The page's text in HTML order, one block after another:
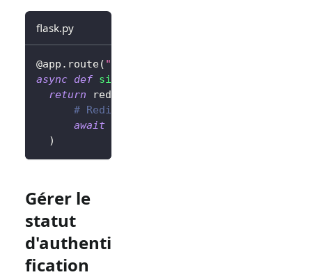
flask.py
@app . route( "/sign-out"
async def sign_out
return redirect
# Redirigez l'utilisateur vers la page
await
)
Gérer le
statut
d'authenti
fication